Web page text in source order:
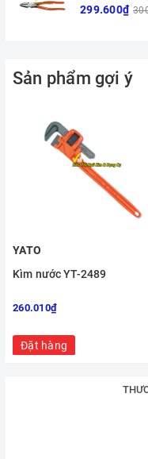
299.600₫
Sản phẩm gợi ý
YATO
Kìm nước YT-2489
260.010₫
Đặt hàng